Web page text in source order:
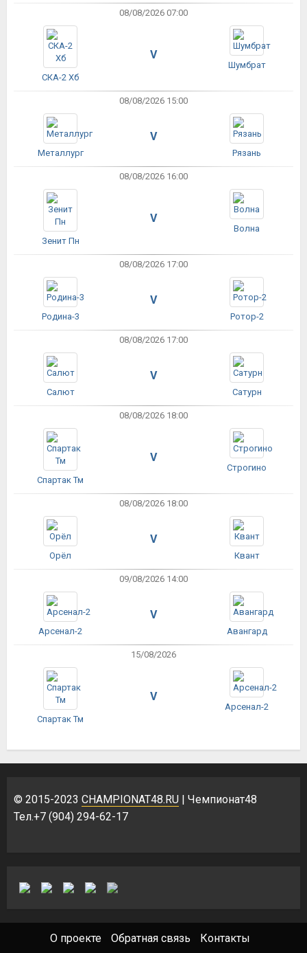
08/08/2026 07:00
СКА-2 Хб
V
Шумбрат
08/08/2026 15:00
Металлург
V
Рязань
08/08/2026 16:00
Зенит Пн
V
Волна
08/08/2026 17:00
Родина-3
V
Ротор-2
08/08/2026 17:00
Салют
V
Сатурн
08/08/2026 18:00
Спартак Тм
V
Строгино
08/08/2026 18:00
Орёл
V
Квант
09/08/2026 14:00
Арсенал-2
V
Авангард
15/08/2026
Спартак Тм
V
Арсенал-2
© 2015-2023 CHAMPIONAT48.RU | Чемпионат48
Тел.+7 (904) 294-62-17
О проекте Обратная связь Контакты